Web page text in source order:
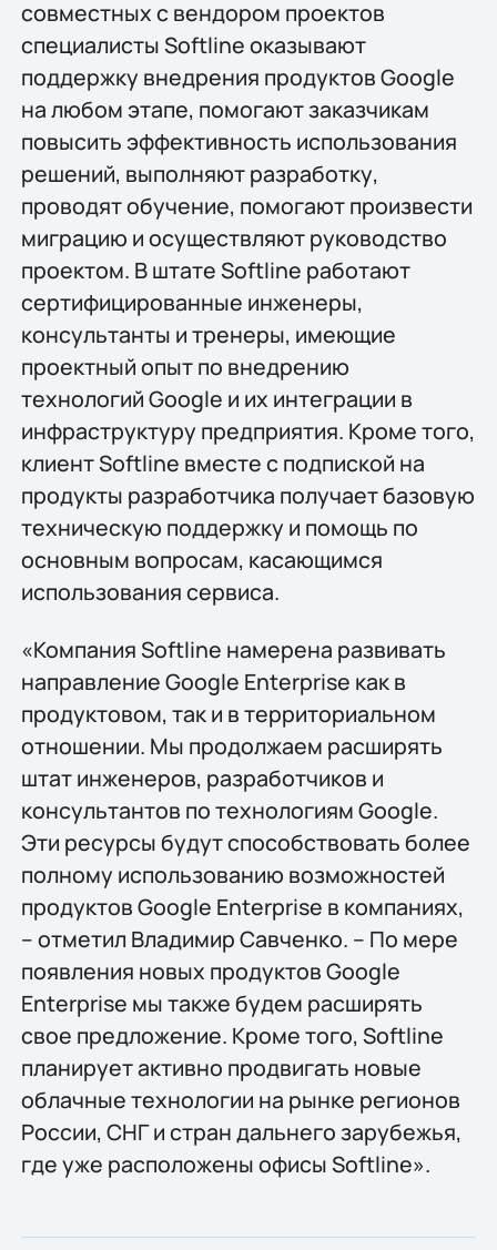
совместных с вендором проектов
специалисты Softline оказывают
поддержку внедрения продуктов Google
на любом этапе, помогают заказчикам
повысить эффективность использования
решений, выполняют разработку,
проводят обучение, помогают произвести
миграцию и осуществляют руководство
проектом. В штате Softline работают
сертифицированные инженеры,
консультанты и тренеры, имеющие
проектный опыт по внедрению
технологий Google и их интеграции в
инфраструктуру предприятия. Кроме того,
клиент Softline вместе с подпиской на
продукты разработчика получает базовую
техническую поддержку и помощь по
основным вопросам, касающимся
использования сервиса.
«Компания Softline намерена развивать
направление Google Enterprise как в
продуктовом, так и в территориальном
отношении. Мы продолжаем расширять
штат инженеров, разработчиков и
консультантов по технологиям Google.
Эти ресурсы будут способствовать более
полному использованию возможностей
продуктов Google Enterprise в компаниях,
– отметил Владимир Савченко. – По мере
появления новых продуктов Google
Enterprise мы также будем расширять
свое предложение. Кроме того, Softline
планирует активно продвигать новые
облачные технологии на рынке регионов
России, СНГ и стран дальнего зарубежья,
где уже расположены офисы Softline».